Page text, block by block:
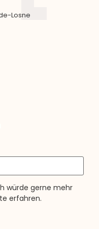
Losne
würde gerne mehr
erfahren.